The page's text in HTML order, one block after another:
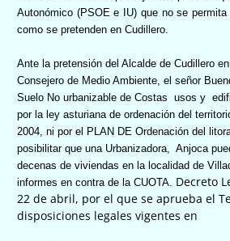
Autonómico (PSOE e IU) que no se
como se pretenden en Cudillero.
Ante la pretensión del Alcalde de Cudillero
Consejero de Medio Ambiente, el señor
Suelo No urbanizable de Costas usos y
por la ley asturiana de ordenación del
2004, ni por el PLAN DE Ordenación del
posibilitar que una Urbanizadora,
Anjoca
decenas de viviendas en la localidad de
informes en contra de la CUOTA. Decreto
22 de abril, por el que se aprueba el
disposiciones legales vigentes en